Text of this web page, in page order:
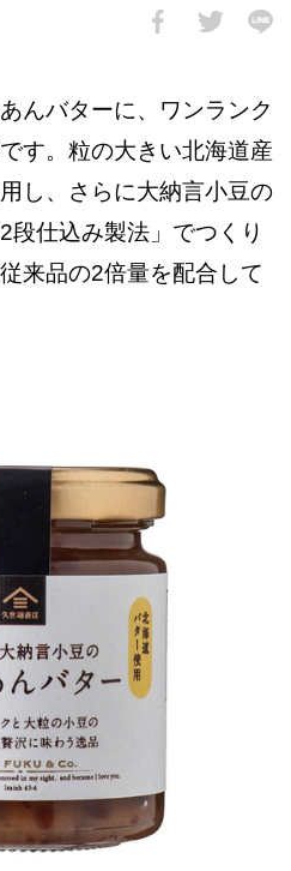
んバターに、ワンランク
す。粒の大きい北海道産
し、さらに大納言小豆の
段仕込み製法」でつくり
来品の2倍量を配合して